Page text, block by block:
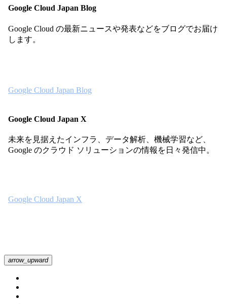
Google Cloud Japan Blog
Google Cloud の最新ニュースや発表などをブログでお届け
します。
Google Cloud Japan Blog
Google Cloud Japan X
未来を見据えたインフラ、データ解析、機械学習など、
Google のクラウド ソリューションの情報を日々発信中。
Google Cloud Japan X
arrow_upward